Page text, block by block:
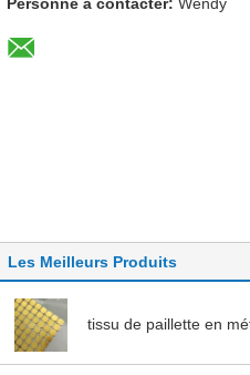
Personne à contacter: Wendy
Les Meilleurs Produits
tissu de paillette en